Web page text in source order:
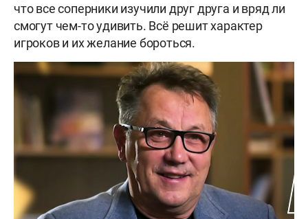
что все соперники изучили друг друга и вряд ли
смогут чем-то удивить. Всё решит характер
игроков и их желание бороться.